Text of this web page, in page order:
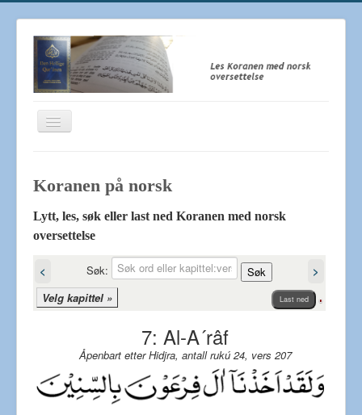
Toggle
Den Hellige Koranen
Om oss
Lenker
Koranen på norsk‎
Lytt, les, søk eller last ned Koranen med norsk
oversettelse
< Søk: Søk
>
Velg kapittel »
Last ned
7: Al-A´râf
Åpenbart etter Hidjra, antall rukú 24, vers 207